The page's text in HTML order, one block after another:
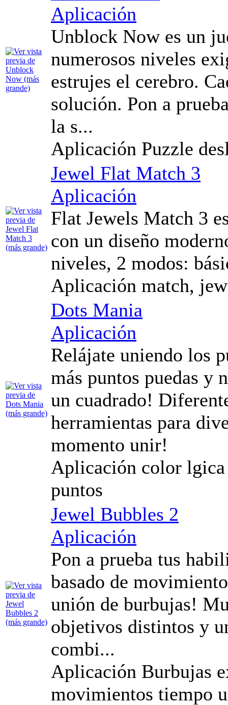
Aplicación
Unblock Now es un
numerosos niveles
estrujes el cerebro.
solución. Pon a
la s...
Aplicación Puzzle
Jewel Flat Match 3
Aplicación
Flat Jewels Match 3
con un diseño
niveles, 2 modos:
Aplicación match,
Dots Mania
Aplicación
Relájate uniendo los
más puntos puedas y
un cuadrado!
herramientas para
momento unir!
Aplicación color
puntos
Jewel Bubbles 2
Aplicación
Pon a prueba tus
basado de
unión de burbujas!
objetivos distintos y
combi...
Aplicación Burbujas
movimientos tiempo